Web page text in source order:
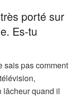
porté sur
Es-tu
sais pas comment
lâcheur quand il